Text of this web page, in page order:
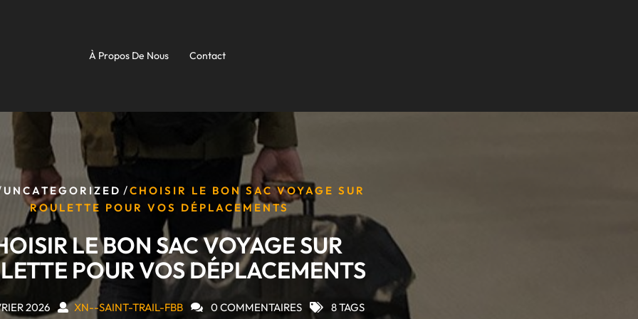
À Propos De Nous Contact
UNCATEGORIZED /CHOISIR LE BON SAC VOYAGE SUR
ROULETTE POUR VOS DÉPLACEMENTS
LE BON SAC VOYAGE SUR
POUR VOS DÉPLACEMENTS
2026 XN--SAINT-TRAIL-FBB 0 COMMENTAIRES 8 TAGS